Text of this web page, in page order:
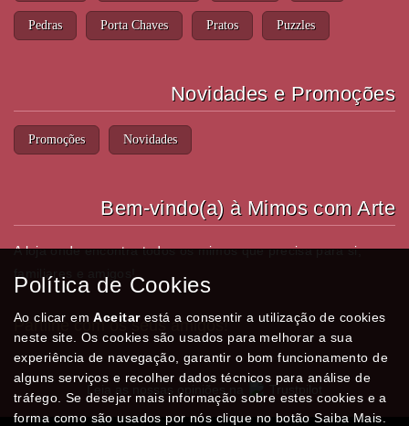
Pedras Porta Chaves Pratos Puzzles
Novidades e Promoções
Promoções Novidades
Bem-vindo(a) à Mimos com Arte
A loja onde encontra todos os mimos que precisa para si,
familiares e amigos!
Partilhe com os seus amigos!
Leia as nossas opiniões na Trustpilot
Política de Cookies
Ao clicar emAceitarestá a consentir a utilização de cookies
neste site. Os cookies são usados para melhorar a sua
experiência de navegação, garantir o bom funcionamento de
alguns serviços e recolher dados técnicos para análise de
tráfego. Se desejar mais informação sobre estes cookies e a
forma como são usados por nós clique no botão Saiba Mais.